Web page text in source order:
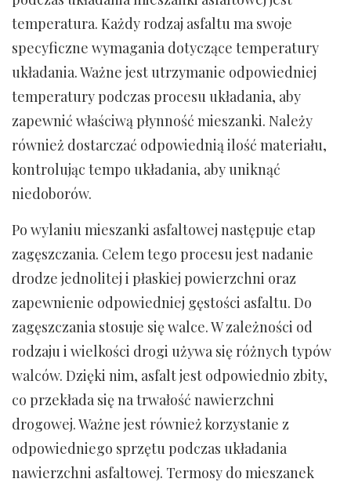
temperatura. Każdy rodzaj asfaltu ma swoje
specyficzne wymagania dotyczące temperatury
układania. Ważne jest utrzymanie odpowiedniej
temperatury podczas procesu układania, aby
zapewnić właściwą płynność mieszanki. Należy
również dostarczać odpowiednią ilość materiału,
kontrolując tempo układania, aby uniknąć
niedoborów.
Po wylaniu mieszanki asfaltowej następuje etap
zagęszczania. Celem tego procesu jest nadanie
drodze jednolitej i płaskiej powierzchni oraz
zapewnienie odpowiedniej gęstości asfaltu. Do
zagęszczania stosuje się walce. W zależności od
rodzaju i wielkości drogi używa się różnych typów
walców. Dzięki nim, asfalt jest odpowiednio zbity,
co przekłada się na trwałość nawierzchni
drogowej. Ważne jest również korzystanie z
odpowiedniego sprzętu podczas układania
nawierzchni asfaltowej. Termosy do mieszanek